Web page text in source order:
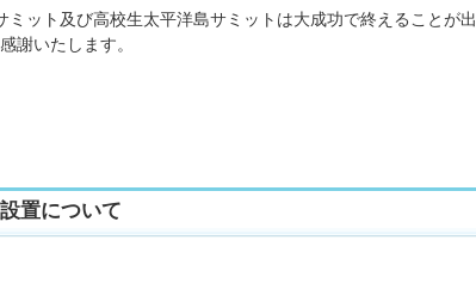
ミット及び高校生太平洋島サミットは大成功で終えることが出
謝いたします。
置について